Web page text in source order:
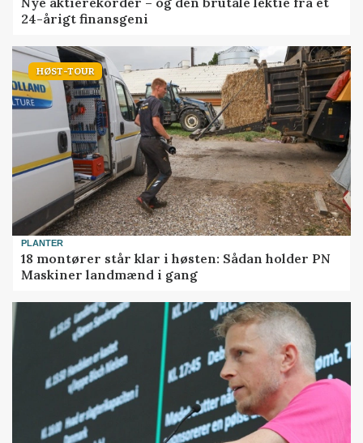
24-årigt finansgeni
HØST-TOUR
PLANTER
18 montører står klar i høsten: Sådan holder PN
Maskiner landmænd i gang